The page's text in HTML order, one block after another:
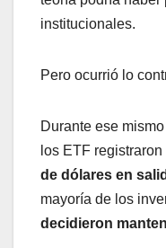
institucionales.
Pero ocurrió lo
Durante ese
los ETF registraron
de dólares en
mayoría de los
decidieron